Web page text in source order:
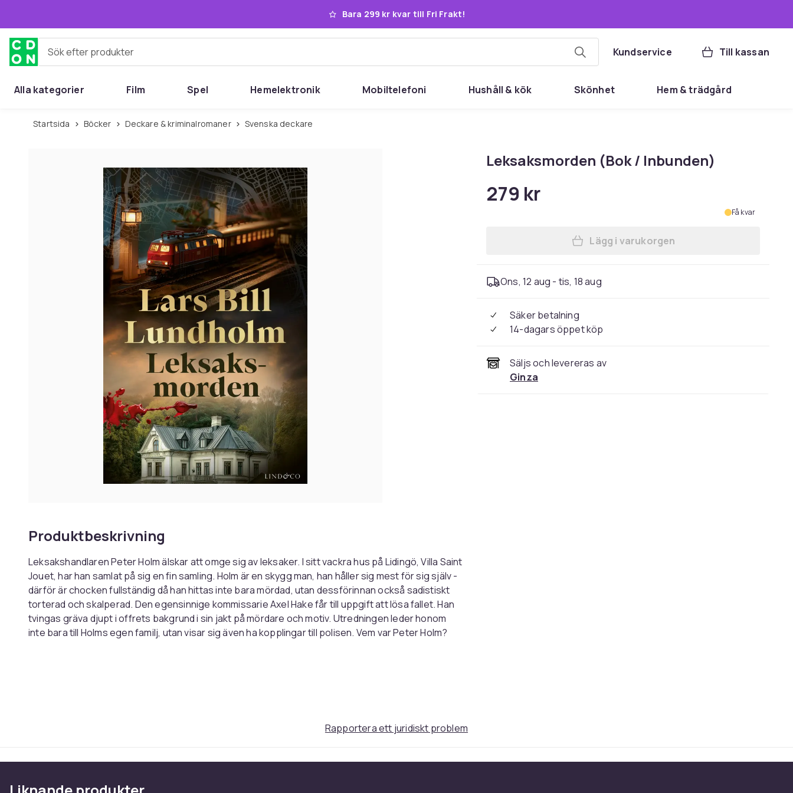
Bara 299 kr kvar till Fri Frakt!
Sök efter produkter Kundservice Till kassan
Alla kategorier Film Spel Hemelektronik Mobiltelefoni Hushåll & kök Skönhet Hem & trädgård
Startsida Böcker Deckare & kriminalromaner Svenska deckare
Produktbeskrivning
Leksakshandlaren Peter Holm älskar att omge sig av leksaker. I sitt vackra hus på Lidingö, Villa Saint
Jouet, har han samlat på sig en fin samling. Holm är en skygg man, han håller sig mest för sig själv -
därför är chocken fullständig då han hittas inte bara mördad, utan dessförinnan också sadistiskt
torterad och skalperad. Den egensinnige kommissarie Axel Hake får till uppgift att lösa fallet. Han
tvingas gräva djupt i offrets bakgrund i sin jakt på mördare och motiv. Utredningen leder honom
inte bara till Holms egen familj, utan visar sig även ha kopplingar till polisen. Vem var Peter Holm?
succéserie Skärgårdsdoktorn som han skrivit tillsammans med Gunilla Linn Persson, men han har
produktioner. Tidigare titlar i serien om Axel Hake på Lind & Co:
Leksaksmorden (Bok / Inbunden)
279 kr
Få kvar
Lägg till Leksaksmorden (Bok /
Lägg i varukorgen
Ons, 12 aug - tis, 18 aug
Säker betalning
14-dagars öppet köp
Säljs och levereras av
Ginza
Rapportera ett juridiskt problem